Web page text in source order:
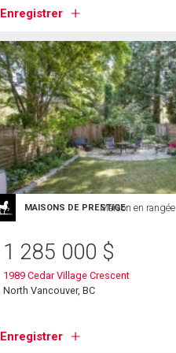
Enregistrer
MAISONS DE PRESTIGEMaison en rangée
1 285 000 $
1989 Cedar Village Crescent
North Vancouver, BC
Enregistrer